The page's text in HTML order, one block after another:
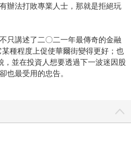
辦法打敗專業人士，那就是拒絕玩
只講述了二〇二一年最傳奇的金融
種程度上促使華爾街變得更好；也
，並在投資人想要透過下一波迷因股
也最受用的忠告。